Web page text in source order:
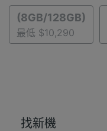
(8GB/128GB)
最低 $10,290
找新機